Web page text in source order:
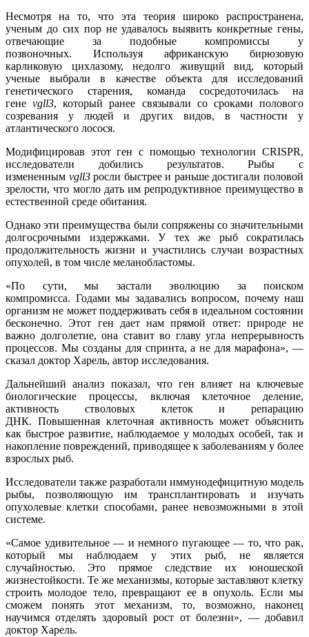
Несмотря на то, что эта теория широко распространена,
ученым до сих пор не удавалось выявить конкретные гены,
отвечающие за подобные компромиссы у
позвоночных. Используя африканскую бирюзовую
карликовую цихлазому, недолго живущий вид, который
ученые выбрали в качестве объекта для исследований
генетического старения, команда сосредоточилась на
генеvgll3, который ранее связывали со сроками полового
созревания у людей и других видов, в частности у
атлантического лосося.
Модифицировав этот ген с помощью технологии CRISPR,
исследователи добились результатов. Рыбы с
измененным vgll3росли быстрее и раньше достигали половой
зрелости, что могло дать им репродуктивное преимущество в
естественной среде обитания.
Однако эти преимущества были сопряжены со значительными
долгосрочными издержками. У тех же рыб сократилась
продолжительность жизни и участились случаи возрастных
опухолей, в том числе меланобластомы.
«По сути, мы застали эволюцию за поиском
компромисса. Годами мы задавались вопросом, почему наш
организм не может поддерживать себя в идеальном состоянии
бесконечно. Этот ген дает нам прямой ответ: природе не
важно долголетие, она ставит во главу угла непрерывность
процессов. Мы созданы для спринта, а не для марафона», —
сказал доктор Харель, автор исследования.
Дальнейший анализ показал, что ген влияет на ключевые
биологические процессы, включая клеточное деление,
активность стволовых клеток и репарацию
ДНК. Повышенная клеточная активность может объяснить
как быстрое развитие, наблюдаемое у молодых особей, так и
накопление повреждений, приводящее к заболеваниям у более
взрослых рыб.
Исследователи также разработали иммунодефицитную модель
рыбы, позволяющую им трансплантировать и изучать
опухолевые клетки способами, ранее невозможными в этой
системе.
«Самое удивительное — и немного пугающее — то, что рак,
который мы наблюдаем у этих рыб, не является
случайностью. Это прямое следствие их юношеской
жизнестойкости. Те же механизмы, которые заставляют клетку
строить молодое тело, превращают ее в опухоль. Если мы
сможем понять этот механизм, то, возможно, наконец
научимся отделять здоровый рост от болезни», — добавил
доктор Харель.